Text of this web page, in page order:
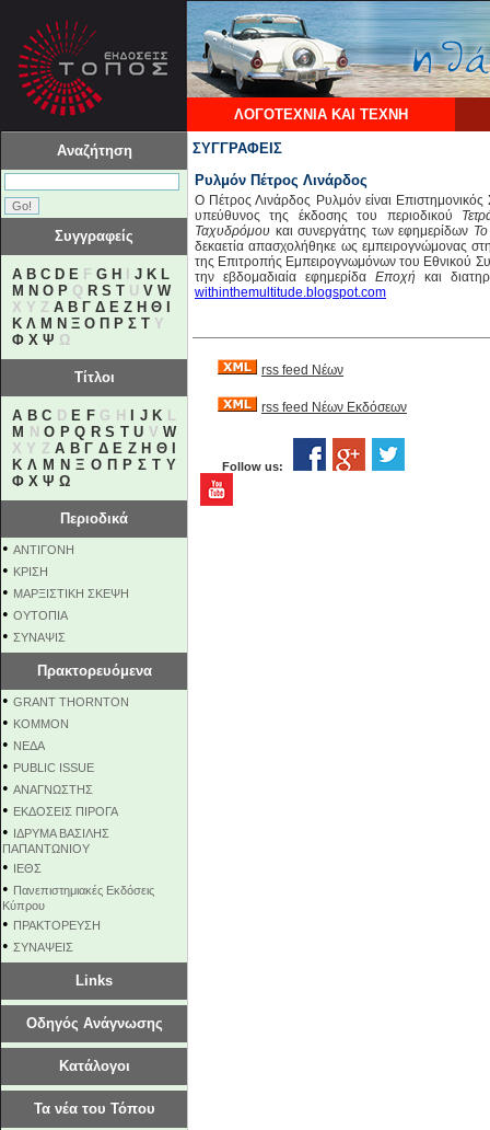
ΛΟΓΟΤΕΧΝΙΑ ΚΑΙ ΤΕΧΝΗ
Αναζήτηση
Συγγραφείς
A B C D E F G H J K L
M N O P Q R S T U V W
X Y Z Α Β Γ Δ Ε Ζ Η Θ
Κ Λ Μ Ν Ξ Ο Π Ρ Σ Τ Υ
Φ Χ Ψ Ω
Τίτλοι
A B C D E FG H J K L
M
N O P Q R S T U V W
X Y ZΑ Β Γ Δ Ε Ζ Η Θ
Κ Λ Μ Ν Ξ Ο Π Ρ Σ Τ Υ
Φ Χ Ψ Ω
Περιοδικά
• ΑΝΤΙΓΟΝΗ
• ΚΡΙΣΗ
• ΜΑΡΞΙΣΤΙΚΗ ΣΚΕΨΗ
• ΟΥΤΟΠΙΑ
• ΣΥΝΑΨΙΣ
Πρακτορευόμενα
• GRANT THORNTON
• KOMMON
• NEΔΑ
• PUBLIC ISSUE
• ΑΝΑΓΝΩΣΤΗΣ
• ΕΚΔΟΣΕΙΣ ΠΙΡΟΓΑ
• ΙΔΡΥΜΑ ΒΑΣΙΛΗΣ
ΠΑΠΑΝΤΩΝΙΟΥ
• ΙΕΘΣ
• Πανεπιστημιακές Εκδόσεις
Κύπρου
• ΠΡΑΚΤΟΡΕΥΣΗ
• ΣΥΝΑΨΕΙΣ
Links
Οδηγός Ανάγνωσης
Κατάλογοι
Τα νέα του Τόπου
ΣΥΓΓΡΑΦΕΙΣ
Ρυλμόν Πέτρος Λινάρδος
Ο Πέτρος Λινάρδος Ρυλμόν είναι
υπεύθυνος της έκδοσης του περιοδικού
Ταχυδρόμου και συνεργάτης των εφημερίδων
δεκαετία απασχολήθηκε ως εμπειρογνώμονας
της Επιτροπής Εμπειρογνωμόνων του Εθνικού
την εβδομαδιαία εφημερίδαΕποχή και
withinthemultitude.blogspot.com
rss feed Νέων
rss feed Νέων Εκδόσεων
Follow us: